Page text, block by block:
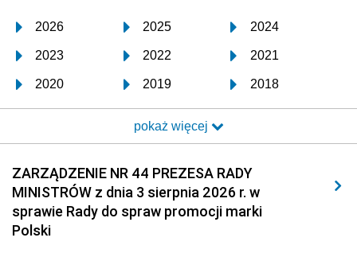
2026 2025 2024
2023 2022 2021
2020 2019 2018
2017 2016 2015
2014 2013 2012
2011 2010 2009
2008 2007 2006
2005
pokaż więcej
ZARZĄDZENIE NR 44 PREZESA RADY
MINISTRÓW z dnia 3 sierpnia 2026 r. w
sprawie Rady do spraw promocji marki
Polski